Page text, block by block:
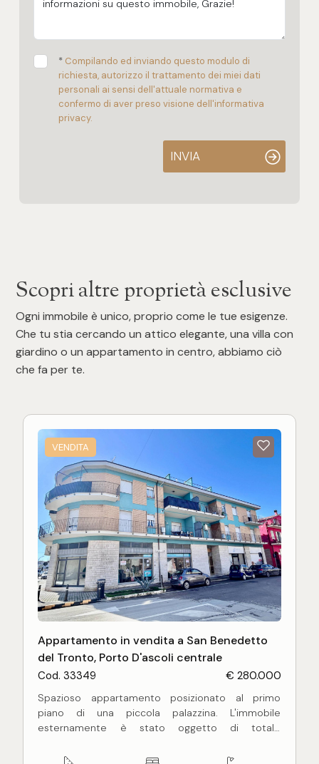
* Compilando ed inviando questo modulo di
richiesta, autorizzo il trattamento dei miei dati
personali ai sensi dell'attuale normativa e
confermo di aver preso visione dell'informativa
privacy.
INVIA
Scopri altre proprietà esclusive
Ogni immobile è unico, proprio come le tue esigenze.
Che tu stia cercando un attico elegante, una villa con
giardino o un appartamento in centro, abbiamo ciò
che fa per te.
VENDITA
Appartamento in vendita a San Benedetto
del Tronto, Porto D'ascoli centrale
Cod. 33349 € 280.000
Spazioso appartamento posizionato al primo
piano di una piccola palazzina. L'immobile
esternamente è stato oggetto di totale
discreto stato di conservazione, con infissi in vetro